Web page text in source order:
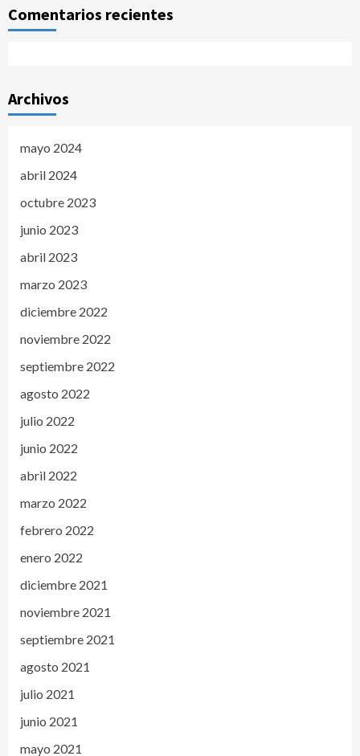
Comentarios recientes
Archivos
mayo 2024
abril 2024
octubre 2023
junio 2023
abril 2023
marzo 2023
diciembre 2022
noviembre 2022
septiembre 2022
agosto 2022
julio 2022
junio 2022
abril 2022
marzo 2022
febrero 2022
enero 2022
diciembre 2021
noviembre 2021
septiembre 2021
agosto 2021
julio 2021
junio 2021
mayo 2021